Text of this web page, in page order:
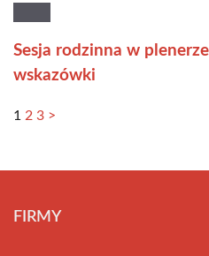
Sesja rodzinna w
wskazówki
1 2 3 >
FIRMY